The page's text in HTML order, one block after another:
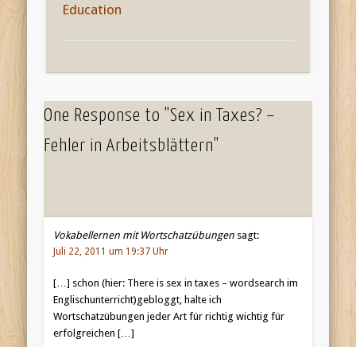
Education
One Response to "Sex in Taxes? –
Fehler in Arbeitsblättern"
Vokabellernen mit Wortschatzübungen sagt:
Juli 22, 2011 um 19:37 Uhr
[…] schon (hier: There is sex in taxes – wordsearch im
Englischunterricht)gebloggt, halte ich
Wortschatzübungen jeder Art für richtig wichtig für
erfolgreichen […]